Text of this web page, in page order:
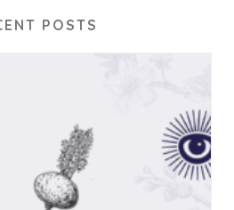
POSTS